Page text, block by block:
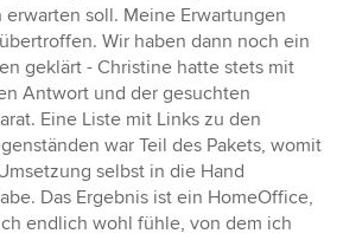
erwarten soll. Meine Erwartungen
Wir haben dann noch ein
geklärt - Christine hatte stets mit
Antwort und der gesuchten
Eine Liste mit Links zu den
war Teil des Pakets, womit
selbst in die Hand
Das Ergebnis ist ein HomeOffice,
endlich wohl fühle, von dem ich